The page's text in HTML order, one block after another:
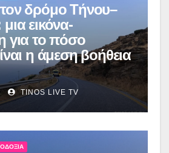
δρόμο Τήνου–
εικόνα-
για το πόσο
η άμεση βοήθεια
TINOS LIVE TV